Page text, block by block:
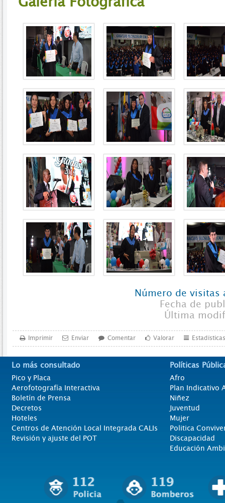
Número de visitas
Fecha de
Última
Imprimir Enviar Comentar Valorar Estadísticas
Lo más consultado
Pico y Placa
Aerofotografía Interactiva
Boletín de Prensa
Decretos
Hoteles
Centros de Atención Local Integrada CALIs
Revisión y ajuste del POT
Políticas
Afro
Plan Indicativo
Niñez
Juventud
Mujer
Politica
Discapacidad
Educación